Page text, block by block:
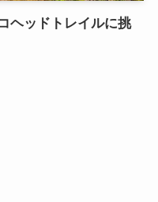
ヘッドトレイルに挑